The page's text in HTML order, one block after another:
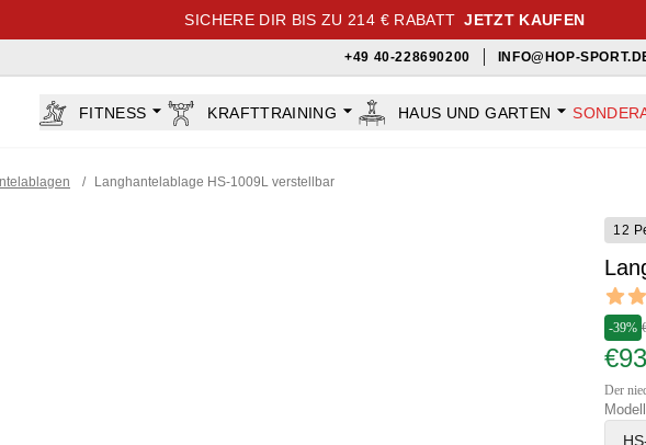
SICHERE DIR BIS ZU 214 € RABATT JETZT KAUFEN
+49 40-228690200 INFO@HOP-
FITNESS KRAFTTRAINING HAUS UND GARTEN
/ Langhantelablage HS-1009L verstellbar
12
5 out
-39%
Der
Modell